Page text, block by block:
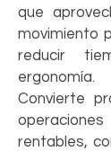
que
movimiento
reducir
ergonomía.
Convierte
rentables,